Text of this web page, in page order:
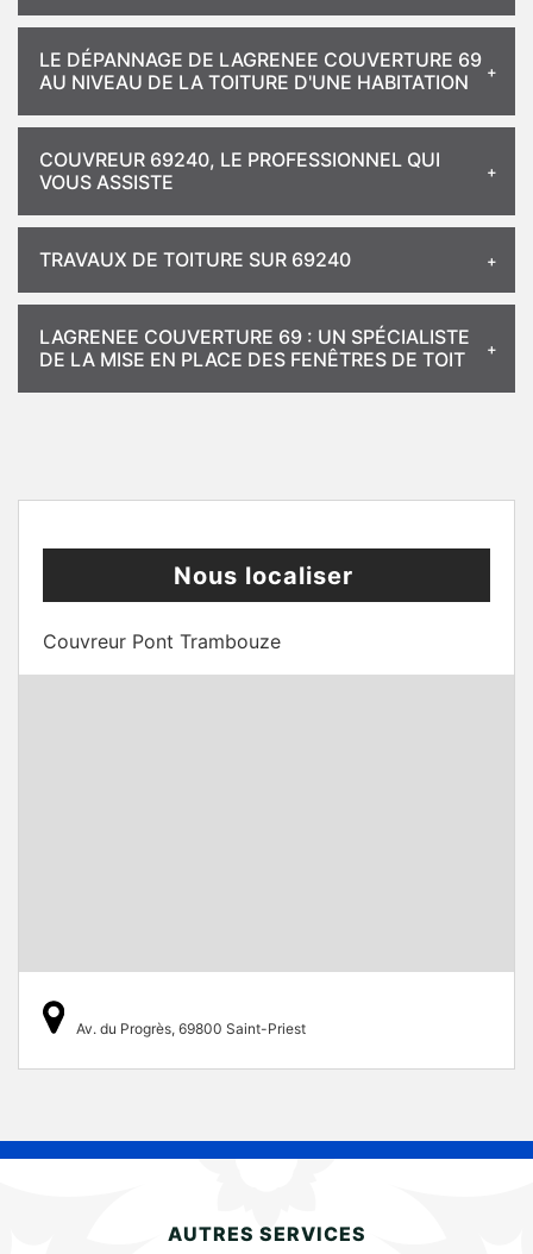
LE DÉPANNAGE DE LAGRENEE COUVERTURE 69
AU NIVEAU DE LA TOITURE D'UNE HABITATION
COUVREUR 69240, LE PROFESSIONNEL QUI
VOUS ASSISTE
TRAVAUX DE TOITURE SUR 69240
LAGRENEE COUVERTURE 69 : UN SPÉCIALISTE
DE LA MISE EN PLACE DES FENÊTRES DE TOIT
Nous localiser
Couvreur Pont Trambouze
Av. du Progrès, 69800 Saint-Priest
AUTRES SERVICES